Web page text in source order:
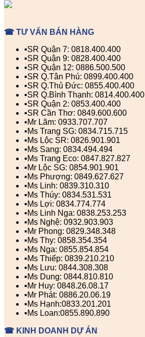
☎ TƯ VẤN BÁN HÀNG
▪️SR Quận 7: 0818.400.400
▪️SR Quận 9: 0828.400.400
▪️SR Quận 12: 0886.500.500
▪️SR Q.Tân Phú: 0899.400.400
▪️SR Q.Thủ Đức: 0855.400.400
▪️SR Q.Bình Thạnh: 0814.400.400
▪️SR Quận 2: 0853.400.400
▪️SR Cần Thơ: 0849.600.600
▪️Mr Lãm: 0933.707.707
▪️Ms Trang SG: 0834.715.715
▪️Ms Lộc SR: 0826.901.901
▪️Ms Sang: 0834.494.494
▪️Ms Trang Eco: 0847.827.827
▪️Mr Lộc SG: 0854.901.901
▪️Ms Phượng: 0849.627.627
▪️Ms Linh: 0839.310.310
▪️Ms Thúy: 0834.531.531
▪️Ms Lợi: 0834.774.774
▪️Ms Linh Nga: 0838.253.253
▪️Ms Nghệ: 0932.903.903
▪️Mr Phong: 0829.348.348
▪️Ms Thy: 0858.354.354
▪️Ms Nga: 0855.854.854
▪️Ms Thiếp: 0839.210.210
▪️Ms Lưu: 0844.308.308
▪️Ms Dung: 0844.810.810
▪️Mr Huy: 0848.26.08.17
▪️Mr Phát: 0886.20.06.19
▪️Ms Hạnh:0833.201.201
▪️Ms Loan:0855.890.890
☎ KINH DOANH DỰ ÁN